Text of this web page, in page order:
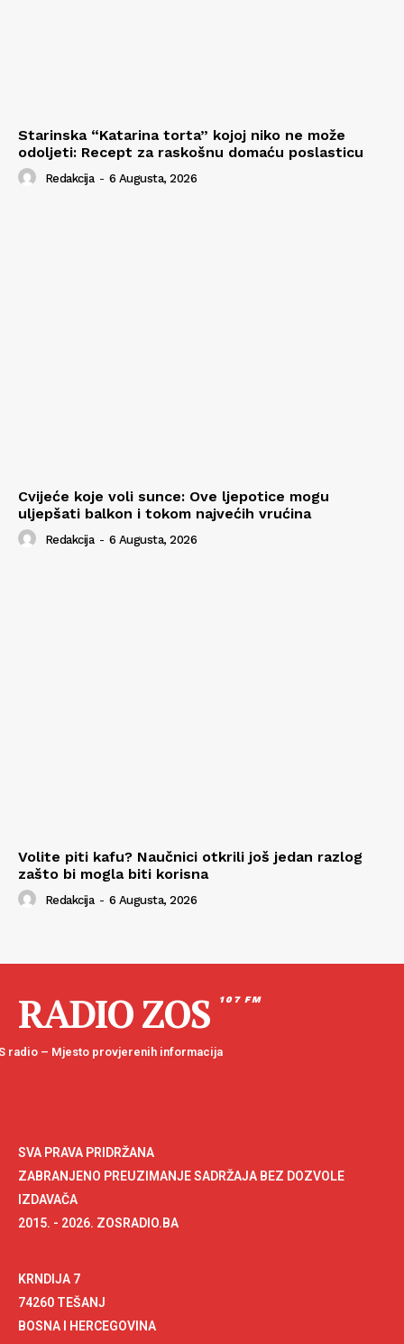
Starinska “Katarina torta” kojoj niko ne može
odoljeti: Recept za raskošnu domaću poslasticu
Redakcija - 6 Augusta, 2026
Cvijeće koje voli sunce: Ove ljepotice mogu
uljepšati balkon i tokom najvećih vrućina
Redakcija - 6 Augusta, 2026
Volite piti kafu? Naučnici otkrili još jedan razlog
zašto bi mogla biti korisna
Redakcija - 6 Augusta, 2026
RADIO ZOS 107 FM
radio – Mjesto provjerenih informacija
SVA PRAVA PRIDRŽANA
ZABRANJENO PREUZIMANJE SADRŽAJA BEZ DOZVOLE
IZDAVAČA
2015. - 2026. ZOSRADIO.BA
KRNDIJA 7
74260 TEŠANJ
BOSNA I HERCEGOVINA